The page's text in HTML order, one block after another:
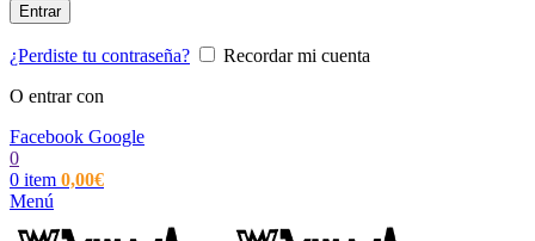
Entrar
¿Perdiste tu contraseña?
Recordar mi cuenta
O entrar con
Facebook Google
0
0 item 0,00€
Menú